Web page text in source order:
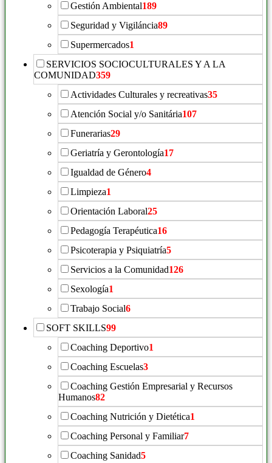
Gestión Ambiental189
Seguridad y Vigiláncia89
Supermercados1
SERVICIOS SOCIOCULTURALES Y A LA
COMUNIDAD359
Actividades Culturales y recreativas35
Atención Social y/o Sanitária107
Funerarias29
Geriatría y Gerontología17
Igualdad de Género4
Limpieza1
Orientación Laboral25
Pedagogía Terapéutica16
Psicoterapia y Psiquiatría5
Servicios a la Comunidad126
Sexología1
Trabajo Social6
SOFT SKILLS99
Coaching Deportivo1
Coaching Escuelas3
Coaching Gestión Empresarial y Recursos
Humanos82
Coaching Nutrición y Dietética1
Coaching Personal y Familiar7
Coaching Sanidad5